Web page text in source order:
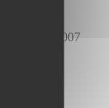
depuis 2007